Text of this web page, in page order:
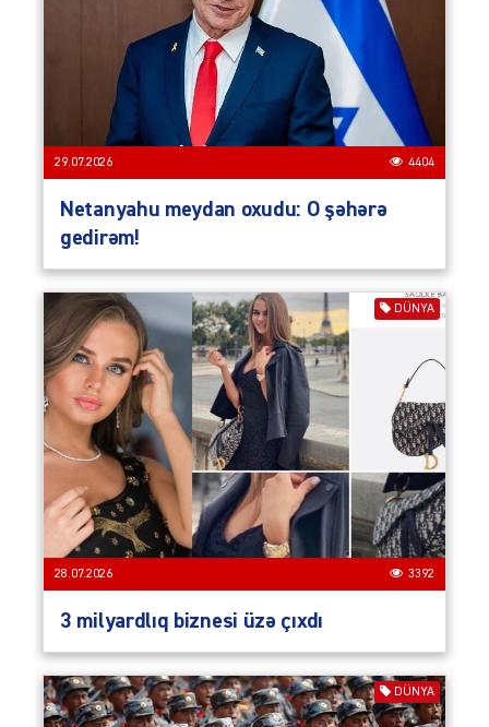
29.07.2026 4404
Netanyahu meydan oxudu: O şəhərə
gedirəm!
DÜNYA
28.07.2026 3392
3 milyardlıq biznesi üzə çıxdı
DÜNYA